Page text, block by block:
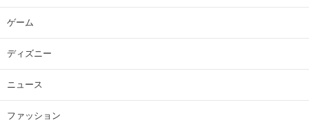
ゲーム
ディズニー
ニュース
ファッション